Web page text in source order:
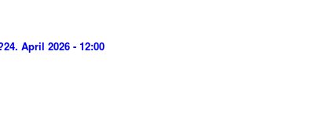
24. April 2026 - 12:00